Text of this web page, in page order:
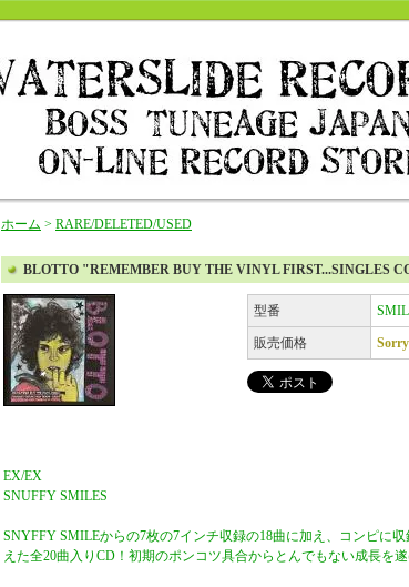
ホーム > RARE/DELETED/USED
BLOTTO "REMEMBER BUY THE VINYL FIRST...SINGLES
型番
販売価格
EX/EX
SNUFFY SMILES
SNYFFY SMILEからの7枚の7インチ収録の18曲に加え、コンピに
えた全20曲入りCD！初期のポンコツ具合からとんでもない成長を